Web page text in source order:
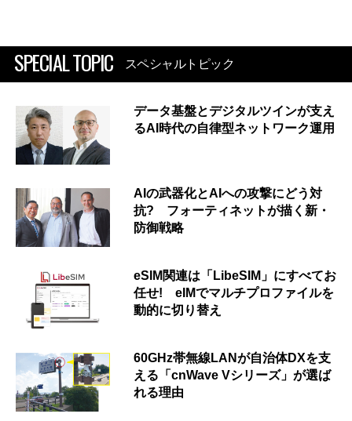
SPECIAL TOPIC スペシャルトピック
データ基盤とデジタルツインが支え
るAI時代の自律型ネットワーク運用
AIの武器化とAIへの攻撃にどう対
抗? フォーティネットが描く新・
防御戦略
eSIM関連は「LibeSIM」にすべてお
任せ! eIMでマルチプロファイルを
動的に切り替え
60GHz帯無線LANが自治体DXを支
える「cnWave Vシリーズ」が選ば
れる理由